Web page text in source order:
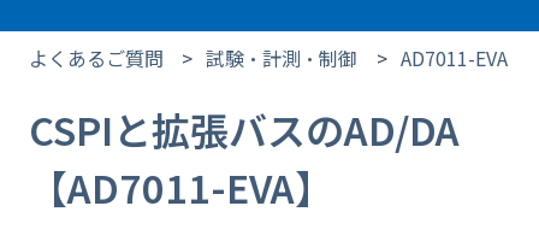
よくあるご質問 試験・計測・制御 AD7011-EVA
CSPIと拡張バスのAD/DA
【AD7011-EVA】